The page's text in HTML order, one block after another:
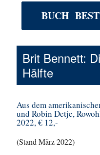
BUCH
Brit Bennett:
Hälfte
Aus dem
und Robin Detje,
2022, € 12,-
(Stand März 2022)